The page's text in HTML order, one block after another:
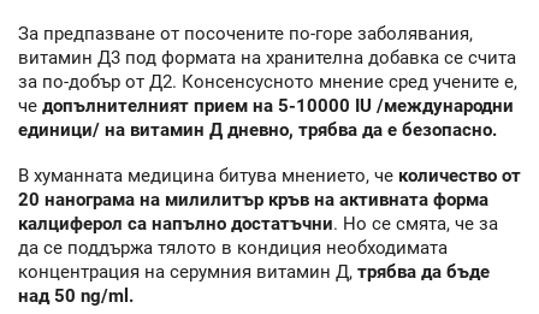
За предпазване от посочените по-горе заболявания,
витамин Д3 под формата на хранителна добавка се счита
за по-добър от Д2. Консенсусното мнение сред учените е,
че допълнителният прием на 5-10000 IU /международни
единици/ на витамин Д дневно, трябва да е безопасно.
В хуманната медицина битува мнението, че количество от
20 нанограма на милилитър кръв на активната форма
калциферол са напълно достатъчни. Но се смята, че за
да се поддържа тялото в кондиция необходимата
концентрация на серумния витамин Д, трябва да бъде
над 50 ng/ml.